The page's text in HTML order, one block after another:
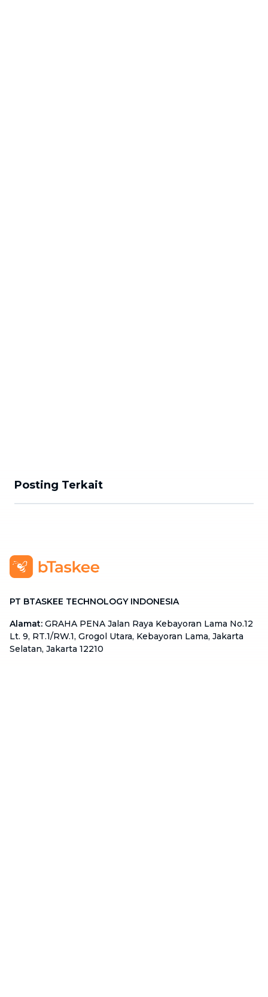
Posting Terkait
PT BTASKEE TECHNOLOGY INDONESIA
Alamat: GRAHA PENA Jalan Raya Kebayoran Lama No.12
Lt. 9, RT.1/RW.1, Grogol Utara, Kebayoran Lama, Jakarta
Selatan, Jakarta 12210